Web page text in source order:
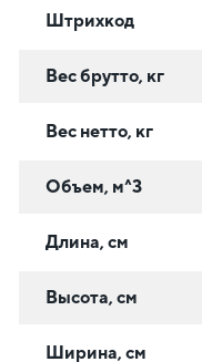
Штрихкод
Вес брутто, кг
Вес нетто, кг
Объем, м^3
Длина, см
Высота, см
Ширина, см